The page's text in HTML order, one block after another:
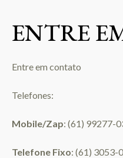
ENTRE
Entre em contato
Telefones:
Mobile/Zap: (61) 99277-
Telefone Fixo: (61) 3053-